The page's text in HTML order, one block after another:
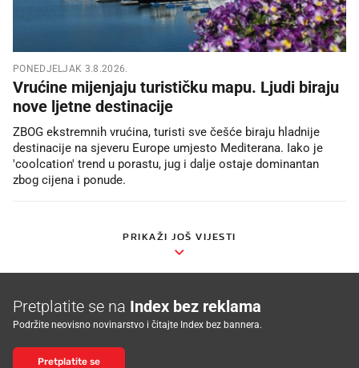
PONEDJELJAK 3.8.2026.
Vrućine mijenjaju turističku mapu. Ljudi biraju
nove ljetne destinacije
ZBOG ekstremnih vrućina, turisti sve češće biraju hladnije
destinacije na sjeveru Europe umjesto Mediterana. Iako je
'coolcation' trend u porastu, jug i dalje ostaje dominantan
zbog cijena i ponude.
PRIKAŽI JOŠ VIJESTI
Pretplatite se na Index bez reklama
Podržite neovisno novinarstvo i čitajte Index bez bannera.
Pretplatite se